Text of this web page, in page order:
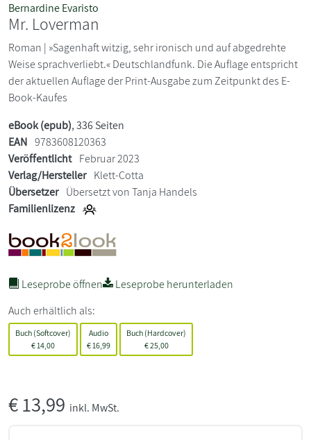
Bernardine Evaristo
Mr. Loverman
Roman | »Sagenhaft witzig, sehr ironisch und auf abgedrehte
Weise sprachverliebt.« Deutschlandfunk. Die Auflage entspricht
der aktuellen Auflage der Print-Ausgabe zum Zeitpunkt des E-
Book-Kaufes
eBook (epub), 336 Seiten
EAN 9783608120363
Veröffentlicht Februar 2023
Verlag/Hersteller Klett-Cotta
Übersetzer Übersetzt von Tanja Handels
Familienlizenz
Leseprobe öffnen
Leseprobe herunterladen
Auch erhältlich als:
Buch (Softcover)
€14,00
Audio
€16,99
Buch (Hardcover)
€25,00
€13,99 inkl. MwSt.